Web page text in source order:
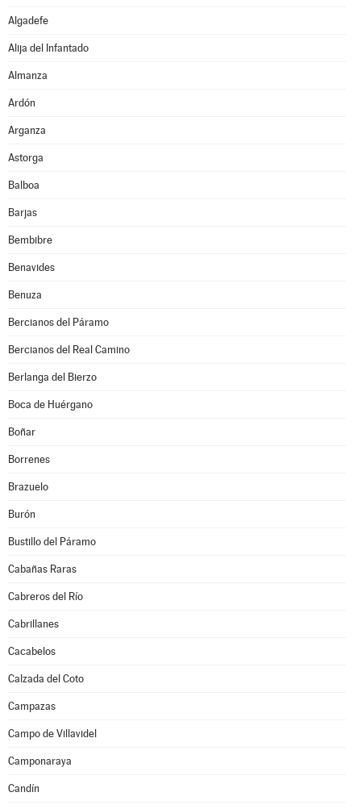
Algadefe
Alija del Infantado
Almanza
Ardón
Arganza
Astorga
Balboa
Barjas
Bembibre
Benavides
Benuza
Bercianos del Páramo
Bercianos del Real Camino
Berlanga del Bierzo
Boca de Huérgano
Boñar
Borrenes
Brazuelo
Burón
Bustillo del Páramo
Cabañas Raras
Cabreros del Río
Cabrillanes
Cacabelos
Calzada del Coto
Campazas
Campo de Villavidel
Camponaraya
Candín